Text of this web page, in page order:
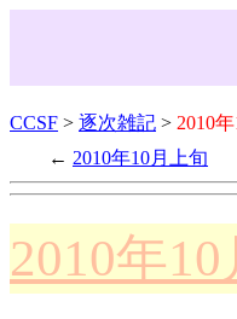
CCSF > 逐次雑記 > 2010
2010年10月上旬
2010年